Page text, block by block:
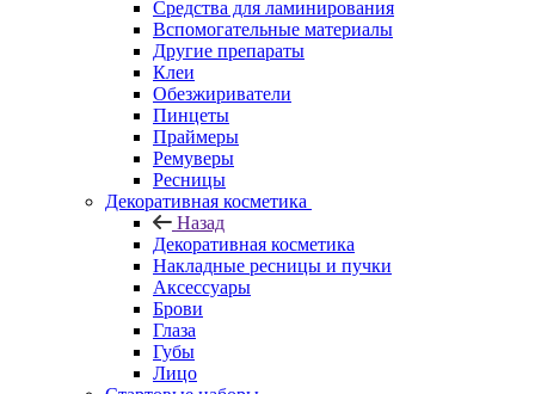
Средства для ламинирования
Вспомогательные материалы
Другие препараты
Клеи
Обезжириватели
Пинцеты
Праймеры
Ремуверы
Ресницы
Декоративная косметика
Назад
Декоративная косметика
Накладные ресницы и пучки
Аксессуары
Брови
Глаза
Губы
Лицо